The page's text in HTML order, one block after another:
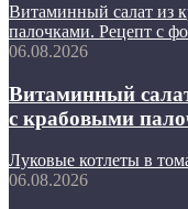
Витаминный салат из
палочками. Рецепт с
06.08.2026
Витаминный
с крабовыми
Луковые котлеты в
06.08.2026